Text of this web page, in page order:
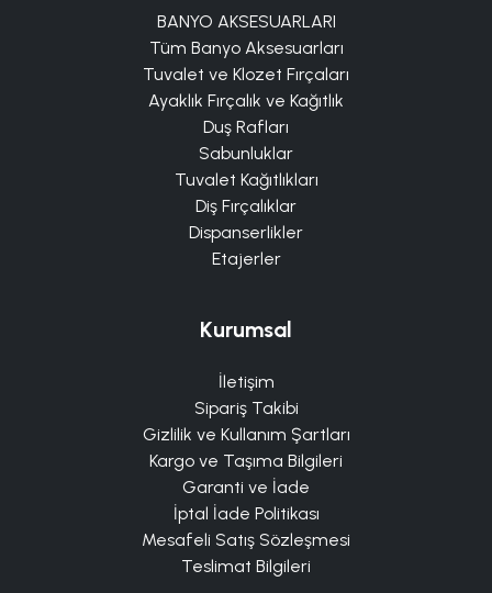
BANYO AKSESUARLARI
Tüm Banyo Aksesuarları
Tuvalet ve Klozet Fırçaları
Ayaklık Fırçalık ve Kağıtlık
Duş Rafları
Sabunluklar
Tuvalet Kağıtlıkları
Diş Fırçalıklar
Dispanserlikler
Etajerler
Kurumsal
İletişim
Sipariş Takibi
Gizlilik ve Kullanım Şartları
Kargo ve Taşıma Bilgileri
Garanti ve İade
İptal İade Politikası
Mesafeli Satış Sözleşmesi
Teslimat Bilgileri